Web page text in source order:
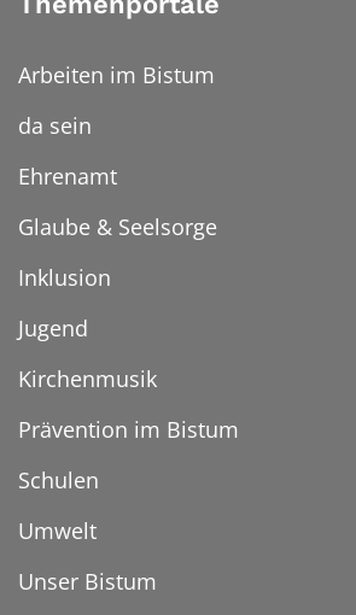
Arbeiten im Bistum
da sein
Ehrenamt
Glaube & Seelsorge
Inklusion
Jugend
Kirchenmusik
Prävention im Bistum
Schulen
Umwelt
Unser Bistum